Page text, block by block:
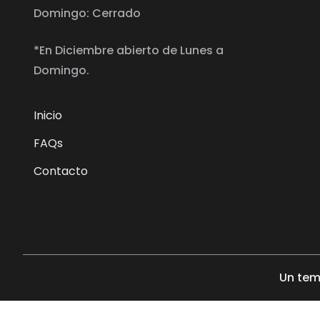
Domingo: Cerrado
*En Diciembre abierto de Lunes a
Domingo.
Inicio
FAQs
Contacto
Un